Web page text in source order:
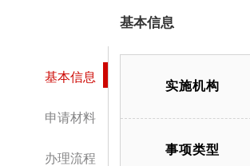
基本信息
申请材料
办理流程
基本信息
实施机构
事项类型